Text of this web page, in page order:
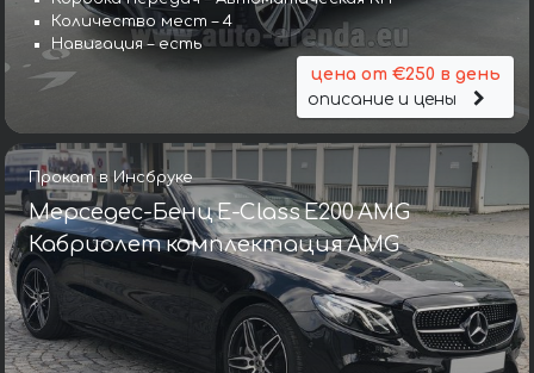
Количество мест – 4
Навигация – есть
цена от €250 в день
описание и цены
Прокат в Инсбруке
Мерседес-Бенц E-Class E200 AMG
Кабриолет комплектация AMG